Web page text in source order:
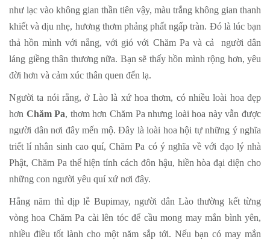
như lạc vào không gian thần tiên vậy, màu trắng không gian thanh
khiết và dịu nhẹ, hương thơm phảng phất ngấp tràn. Đó là lúc bạn
thả hồn mình với nắng, với gió với Chăm Pa và cả người dân
láng giềng thân thương nữa. Bạn sẽ thấy hồn mình rộng hơn, yêu
đời hơn và cảm xúc thân quen đến lạ.
Người ta nói rằng, ở Lào là xứ hoa thơm, có nhiều loài hoa đẹp
hơn Chăm Pa, thơm hơn Chăm Pa nhưng loài hoa này vẫn được
người dân nơi đây mến mộ. Đây là loài hoa hội tự những ý nghĩa
triết lí nhân sinh cao quí, Chăm Pa có ý nghĩa về với đạo lý nhà
Phật, Chăm Pa thể hiện tính cách đôn hậu, hiền hòa đại diện cho
những con người yêu quí xứ nơi đây.
Hằng năm thì dịp lễ Bupimay, người dân Lào thường kết từng
vòng hoa Chăm Pa cài lên tóc để cầu mong may mắn bình yên,
nhiều điều tốt lành cho một năm sắp tới. Nếu bạn có may mắn